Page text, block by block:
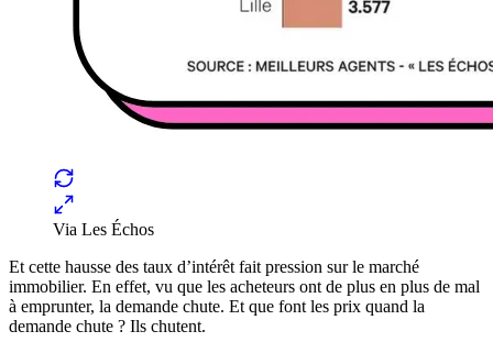
Via Les Échos
Et cette hausse des taux d’intérêt fait pression sur le marché
immobilier. En effet, vu que les acheteurs ont de plus en plus de mal
à emprunter, la demande chute. Et que font les prix quand la
demande chute ? Ils chutent.